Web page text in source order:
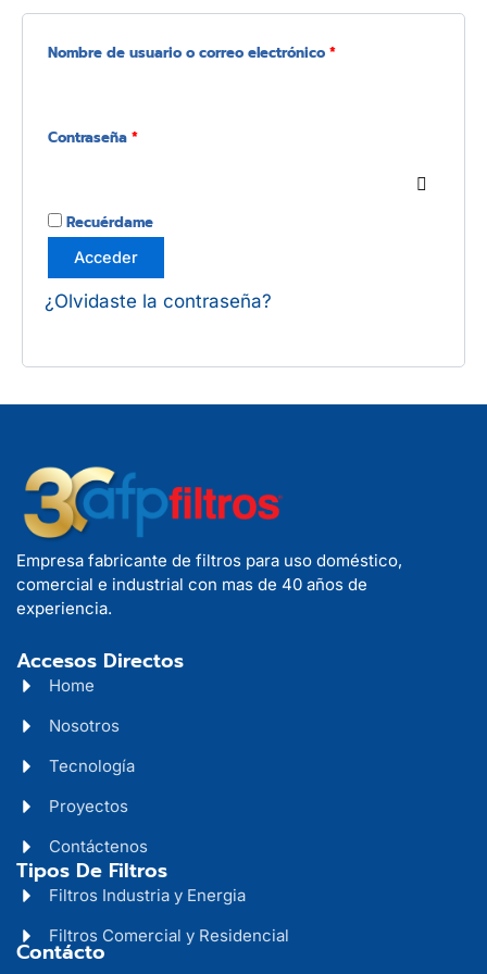
Nombre de usuario o correo electrónico *
Contraseña *
Recuérdame
Acceder
¿Olvidaste la contraseña?
Empresa fabricante de filtros para uso doméstico,
comercial e industrial con mas de 40 años de
experiencia.
Accesos Directos
Home
Nosotros
Tecnología
Proyectos
Contáctenos
Tipos De Filtros
Filtros Industria y Energia
Filtros Comercial y Residencial
Contácto